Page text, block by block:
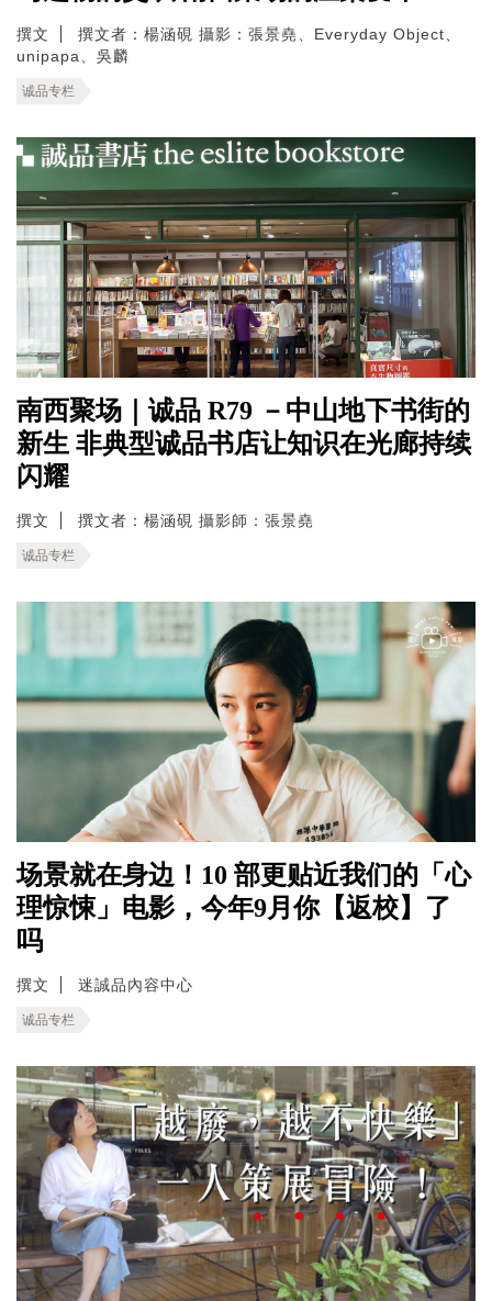
撰文
撰文者：楊涵硯 攝影：張景堯、Everyday Object、
unipapa、吳麟
诚品专栏
南西聚场｜诚品 R79 －中山地下书街的
新生 非典型诚品书店让知识在光廊持续
闪耀
撰文 撰文者：楊涵硯 攝影師：張景堯
诚品专栏
场景就在身边！10 部更贴近我们的「心
理惊悚」电影，今年9月你【返校】了
吗
撰文 迷誠品內容中心
诚品专栏